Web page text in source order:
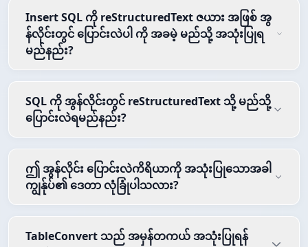
Insert SQL ကို reStructuredText ဇယား အဖြစ် အွ
န်လိုင်းတွင် ပြောင်းလဲပါ ကို အခမဲ့ မည်သို့ အသုံးပြုရ
မည်နည်း?
SQL ကို အွန်လိုင်းတွင် reStructuredText သို့ မည်သို့
ပြောင်းလဲရမည်နည်း?
ဤ အွန်လိုင်း ပြောင်းလဲကိရိယာကို အသုံးပြုသောအခါ
ကျွန်ုပ်၏ ဒေတာ လုံခြုံပါသလား?
TableConvert သည် အမှန်တကယ် အသုံးပြုရန်